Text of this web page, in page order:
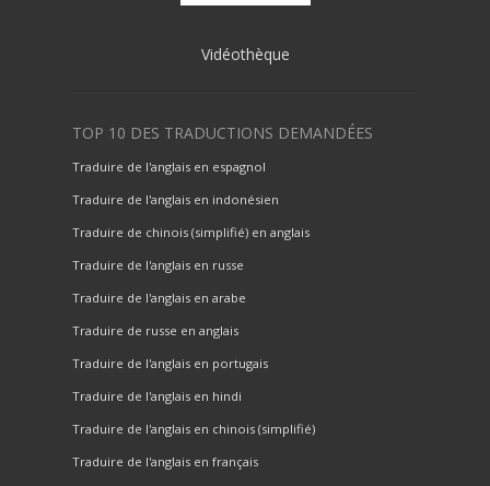
Vidéothèque
TOP 10 DES TRADUCTIONS DEMANDÉES
Traduire de l'anglais en espagnol
Traduire de l'anglais en indonésien
Traduire de chinois (simplifié) en anglais
Traduire de l'anglais en russe
Traduire de l'anglais en arabe
Traduire de russe en anglais
Traduire de l'anglais en portugais
Traduire de l'anglais en hindi
Traduire de l'anglais en chinois (simplifié)
Traduire de l'anglais en français